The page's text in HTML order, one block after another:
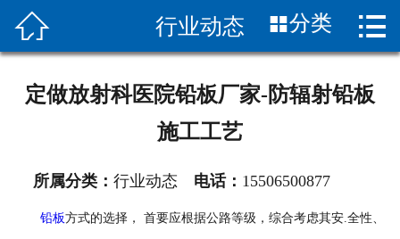
 首页
 行业动态 分类 
定做放射科医院铅板厂家-防辐射铅板
施工工艺
所属分类： 行业动态 电话： 15506500877
铅板方式的选择， 首要应根据公路等级，综合考虑其安.全性、